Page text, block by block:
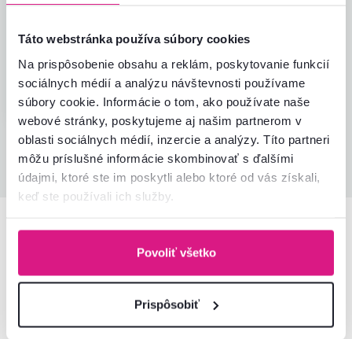
Táto webstránka používa súbory cookies
Na prispôsobenie obsahu a reklám, poskytovanie funkcií
sociálnych médií a analýzu návštevnosti používame
súbory cookie. Informácie o tom, ako používate naše
webové stránky, poskytujeme aj našim partnerom v
oblasti sociálnych médií, inzercie a analýzy. Títo partneri
môžu príslušné informácie skombinovať s ďalšími
údajmi, ktoré ste im poskytli alebo ktoré od vás získali,
keď ste používali ich služby.
Povoliť všetko
Prispôsobiť
I
Recenzia pre rovnaký model, avšak v inom
prevedení
.
Overený nákup
Všetky recenzie
Podobné produkty